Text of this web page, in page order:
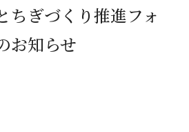
ちぎづくり推進フォ
お知らせ